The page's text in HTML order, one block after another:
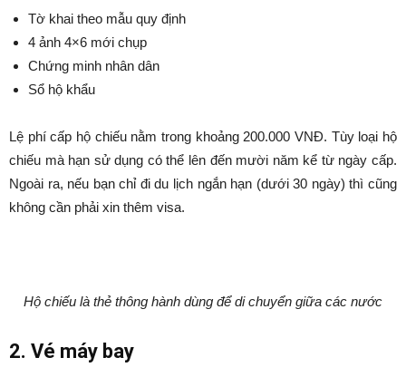
Tờ khai theo mẫu quy định
4 ảnh 4×6 mới chụp
Chứng minh nhân dân
Sổ hộ khẩu
Lệ phí cấp hộ chiếu nằm trong khoảng 200.000 VNĐ. Tùy loại hộ
chiếu mà hạn sử dụng có thể lên đến mười năm kể từ ngày cấp.
Ngoài ra, nếu bạn chỉ đi du lịch ngắn hạn (dưới 30 ngày) thì cũng
không cần phải xin thêm visa.
Hộ chiếu là thẻ thông hành dùng để di chuyển giữa các nước
2. Vé máy bay